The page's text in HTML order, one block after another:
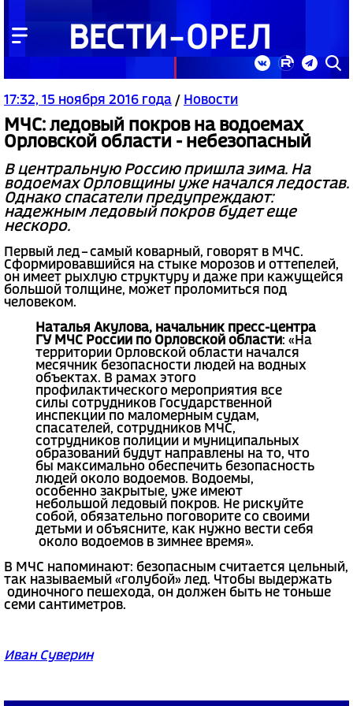
17:32, 15 ноября 2016 года / Новости
МЧС: ледовый покров на водоемах
Орловской области - небезопасный
В центральную Россию пришла зима. На
водоемах Орловщины уже начался ледостав.
Однако спасатели предупреждают:
надежным ледовый покров будет еще
нескоро.
Первый лед – самый коварный, говорят в МЧС.
Сформировавшийся на стыке морозов и оттепелей,
он имеет рыхлую структуру и даже при кажущейся
большой толщине, может проломиться под
человеком.
Наталья Акулова, начальник пресс-центра
ГУ МЧС России по Орловской области: «На
территории Орловской области начался
месячник безопасности людей на водных
объектах. В рамах этого
профилактического мероприятия все
силы сотрудников Государственной
инспекции по маломерным судам,
спасателей, сотрудников МЧС,
сотрудников полиции и муниципальных
образований будут направлены на то, что
бы максимально обеспечить безопасность
людей около водоемов. Водоемы,
особенно закрытые, уже имеют
небольшой ледовый покров. Не рискуйте
собой, обязательно поговорите со своими
детьми и объясните, как нужно вести себя
около водоемов в зимнее время».
В МЧС напоминают: безопасным считается цельный,
так называемый «голубой» лед. Чтобы выдержать
одиночного пешехода, он должен быть не тоньше
семи сантиметров.
Иван Суверин